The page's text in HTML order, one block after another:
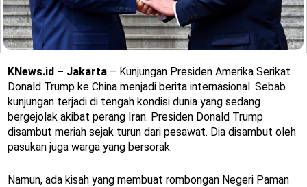
KNews.id – Jakarta – Kunjungan Presiden Amerika Serikat
Donald Trump ke China menjadi berita internasional. Sebab
kunjungan terjadi di tengah kondisi dunia yang sedang
bergejolak akibat perang Iran. Presiden Donald Trump
disambut meriah sejak turun dari pesawat. Dia disambut oleh
pasukan juga warga yang bersorak.
Namun, ada kisah yang membuat rombongan Negeri Paman